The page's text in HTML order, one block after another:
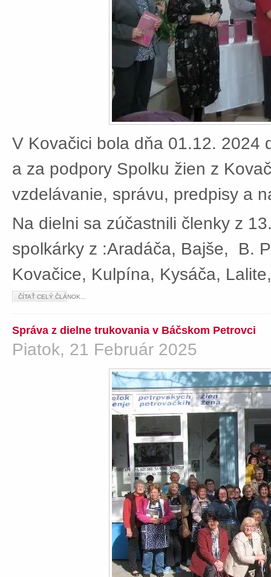
V Kovačici bola dňa 01.12. 2024
a za podpory Spolku žien z
vzdelávanie, správu, predpisy a
Na dielni sa zúčastnili členky z
spolkárky z :Aradáča, Bajše, B.
Kovačice, Kulpína, Kysáča,
ČÍTAŤ CELÝ ČLÁNOK...
Správa z dielne trukovania v Báčskom Petrovci
Piatok, 21 Február 2025